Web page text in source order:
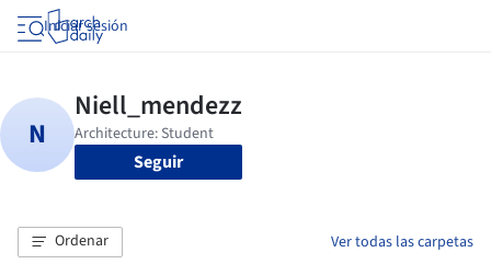
Iniciar sesión
Seguir
Ordenar Ver todas las carpetas